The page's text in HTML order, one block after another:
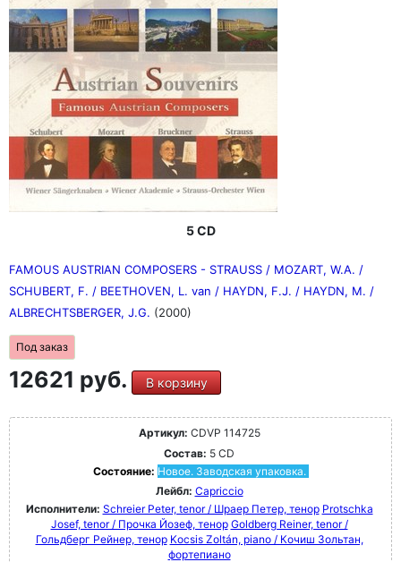
5 CD
FAMOUS AUSTRIAN COMPOSERS - STRAUSS / MOZART, W.A. /
SCHUBERT, F. / BEETHOVEN, L. van / HAYDN, F.J. / HAYDN, M. /
ALBRECHTSBERGER, J.G. (2000)
Под заказ
12621 руб. В корзину
Артикул: CDVP 114725
Состав: 5 CD
Состояние: Новое. Заводская упаковка.
Лейбл: Capriccio
Исполнители: Schreier Peter, tenor / Шраер Петер, тенор Protschka
Josef, tenor / Прочка Йозеф, тенор Goldberg Reiner, tenor /
Гольдберг Рейнер, тенор Kocsis Zoltán, piano / Кочиш Зольтан,
фортепиано